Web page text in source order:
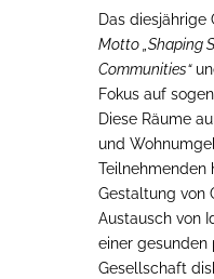
Das diesjährige
Motto „Shaping
Communities“
Fokus auf
Diese Räume
und
Teilnehmenden
Gestaltung von
Austausch von
einer gesunden
Gesellschaft